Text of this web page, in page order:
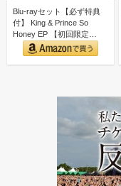
Blu-rayセット【必ず特典
付】 King & Prince So
Honey EP 【初回限定…